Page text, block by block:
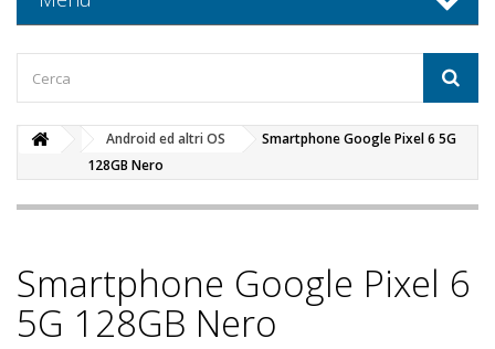
Android ed altri OS
Smartphone Google Pixel 6 5G
128GB Nero
Smartphone Google Pixel 6
5G 128GB Nero